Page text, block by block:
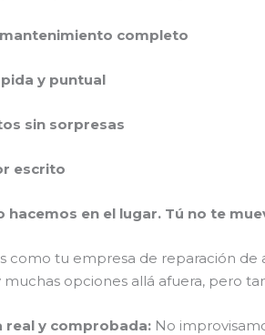
completo
y puntual
sin sorpresas
escrito
hacemos en el lugar. Tú no te
como tu empresa de reparación de
muchas opciones allá afuera, pero
real y comprobada: No